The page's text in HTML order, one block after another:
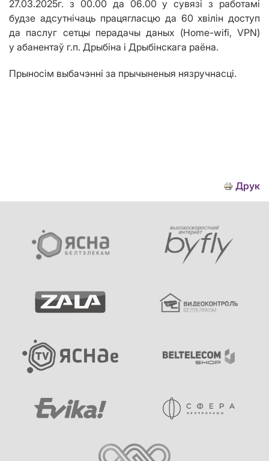
27.03.2025г. з 00.00 да 06.00 у сувязі з работамі
будзе адсутнічаць працягласцю да 60 хвілін доступ
да паслуг сетцы перадачы даных (Home-wifi, VPN)
у абанентаў г.п. Дрыбіна і Дрыбінскага раёна.
Прыносім выбачэнні за прычыненыя нязручнасці.
Друк